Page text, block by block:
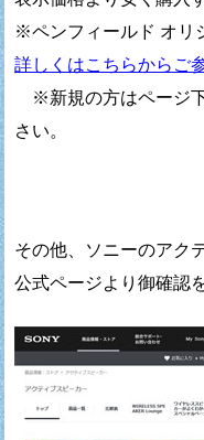
※ペンフィールド オリ
詳しくはこちらからご
※新規の方はページ
さい。
その他、ソニーのアク
公式ページより御確認